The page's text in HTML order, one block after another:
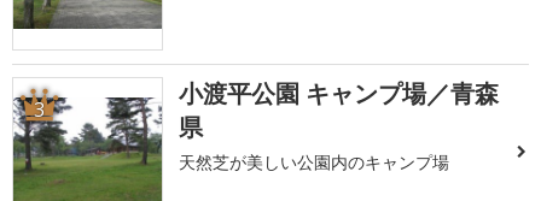
3
小渡平公園 キャンプ場／青森
県
天然芝が美しい公園内のキャンプ場